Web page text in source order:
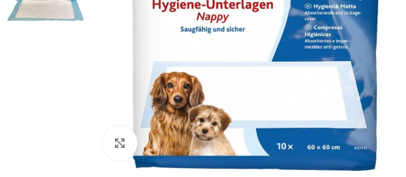
Нажмите, чтобы увеличить